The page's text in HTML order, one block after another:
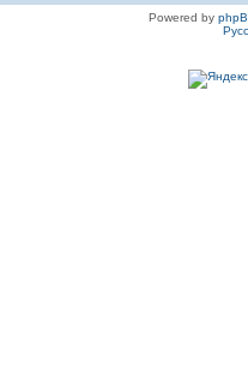
Powered by